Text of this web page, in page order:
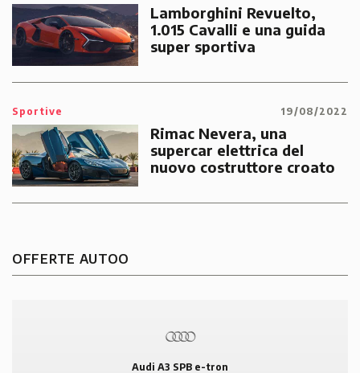
Lamborghini Revuelto,
1.015 Cavalli e una guida
super sportiva
Sportive 19/08/2022
Rimac Nevera, una
supercar elettrica del
nuovo costruttore croato
OFFERTE AUTOO
Audi A3 SPB e-tron